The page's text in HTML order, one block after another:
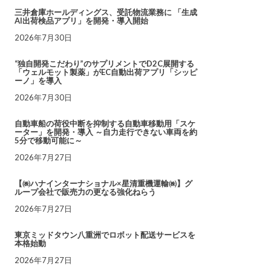
三井倉庫ホールディングス、受託物流業務に 「生成
AI出荷検品アプリ」を開発・導入開始
2026年7月30日
“独自開発こだわり”のサプリメントでD2C展開する
「ウェルモット製薬」がEC自動出荷アプリ「シッピ
ーノ」を導入
2026年7月30日
自動車船の荷役中断を抑制する自動車移動用「スケ
ーター」を開発・導入 ～自力走行できない車両を約
5分で移動可能に～
2026年7月27日
【㈱ハナインターナショナル×星清重機運輸㈱】グ
ループ会社で販売力の更なる強化ねらう
2026年7月27日
東京ミッドタウン八重洲でロボット配送サービスを
本格始動
2026年7月27日